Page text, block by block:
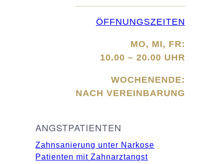
ÖFFNUNGSZEITEN
MO, MI, FR:
10.00 – 20.00 UHR
WOCHENENDE:
NACH VEREINBARUNG
ANGSTPATIENTEN
Zahnsanierung unter Narkose
Patienten mit Zahnarztangst